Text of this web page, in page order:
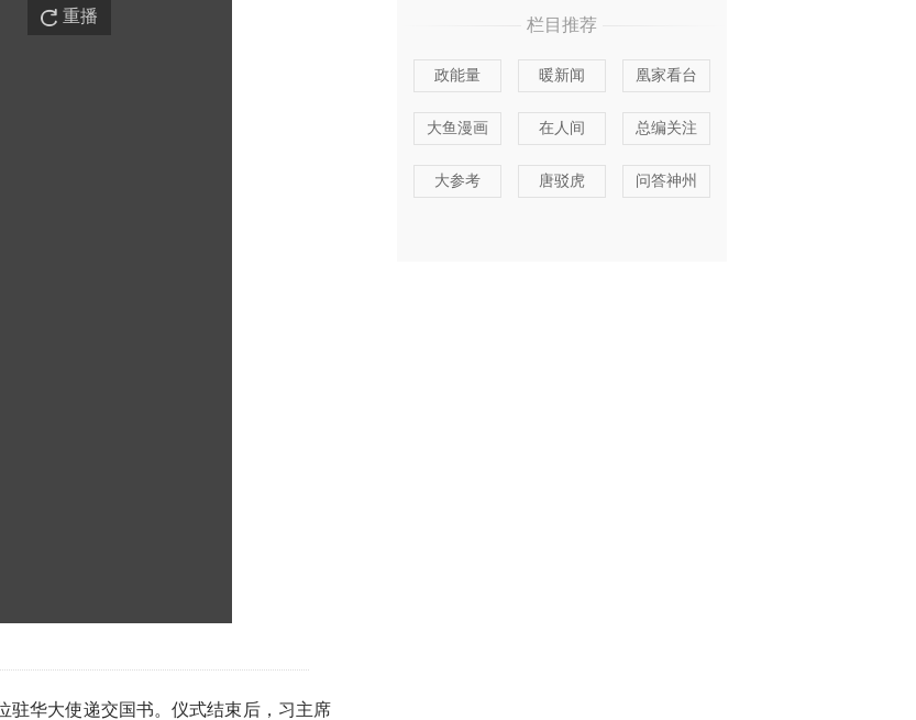
重播
驻华大使递交国书。仪式结束后，习主席
栏目推荐
政能量 暖新闻 凰家看台
大鱼漫画 在人间 总编关注
大参考 唐驳虎 问答神州